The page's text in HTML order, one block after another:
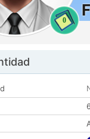
0